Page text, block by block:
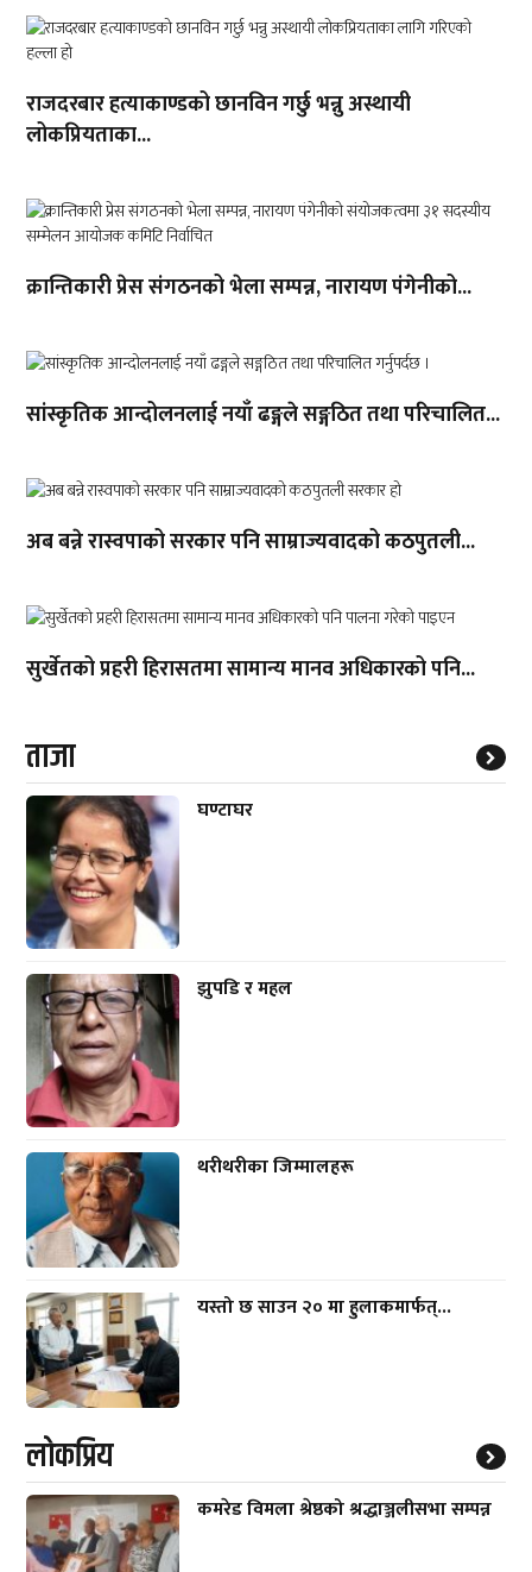
राजदरबार हत्याकाण्डको छानविन गर्छु भन्नु अस्थायी
लोकप्रियताका...
क्रान्तिकारी प्रेस संगठनको भेला सम्पन्न, नारायण पंगेनीको...
सांस्कृतिक आन्दोलनलाई नयाँ ढङ्गले सङ्गठित तथा परिचालित...
अब बन्ने रास्वपाको सरकार पनि साम्राज्यवादको कठपुतली...
सुर्खेतको प्रहरी हिरासतमा सामान्य मानव अधिकारको पनि...
ताजा
घण्टाघर
झुपडि र महल
थरीथरीका जिम्मालहरू
यस्तो छ साउन २० मा हुलाकमार्फत्...
लाेकप्रिय
कमरेड विमला श्रेष्ठको श्रद्धाञ्जलीसभा सम्पन्न